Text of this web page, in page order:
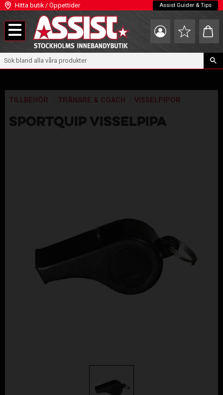
Meny
Hitta butik / Öppettider Assist Guider & Tips
Favoriter
TILLBEHÖR TRÄNARE & COACH VISSELPIPOR
SPORTQUIP VISSELPIPA